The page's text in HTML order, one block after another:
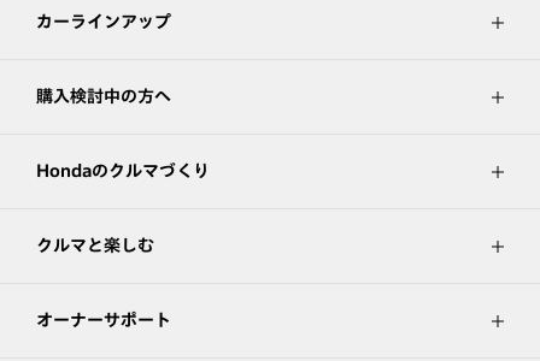
カーラインアップ
購入検討中の方へ
Hondaのクルマづくり
クルマと楽しむ
オーナーサポート